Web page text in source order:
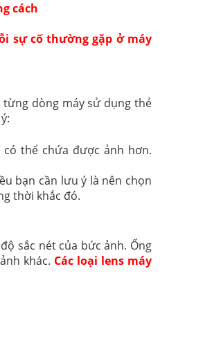
cách
sự cố thường gặp ở máy
dòng máy sử dụng thẻ
thể chứa được ảnh hơn.
bạn cần lưu ý là nên chọn
thời khắc đó.
sắc nét của bức ảnh. Ống
khác. Các loại lens máy